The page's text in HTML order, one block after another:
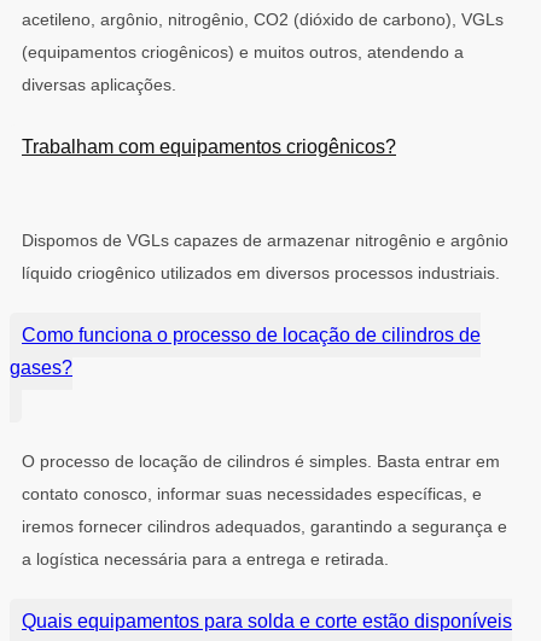
acetileno, argônio, nitrogênio, CO2 (dióxido de carbono), VGLs
(equipamentos criogênicos) e muitos outros, atendendo a
diversas aplicações.
Trabalham com equipamentos criogênicos?
Dispomos de VGLs capazes de armazenar nitrogênio e argônio
líquido criogênico utilizados em diversos processos industriais.
Como funciona o processo de locação de cilindros de
gases?
O processo de locação de cilindros é simples. Basta entrar em
contato conosco, informar suas necessidades específicas, e
iremos fornecer cilindros adequados, garantindo a segurança e
a logística necessária para a entrega e retirada.
Quais equipamentos para solda e corte estão disponíveis